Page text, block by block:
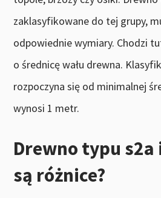
zaklasyfikowane do tej grupy,
odpowiednie wymiary. Chodzi
o średnicę wału drewna.
rozpoczyna się od minimalnej
wynosi 1 metr.
Drewno typu s2a
są różnice?